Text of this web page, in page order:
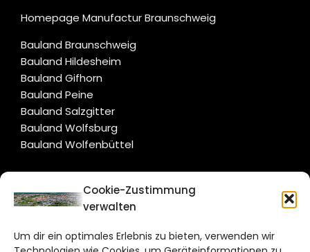
Cookie-Zustimmung
verwalten
Um dir ein optimales Erlebnis zu bieten, verwenden wir
Homepage Manufactur Braunschweig
Bauland Braunschweig
Bauland Hildesheim
Bauland Gifhorn
Bauland Peine
Bauland Salzgitter
Bauland Wolfsburg
Bauland Wolfenbüttel
CITYLIFE!
Bruchtorwall 12